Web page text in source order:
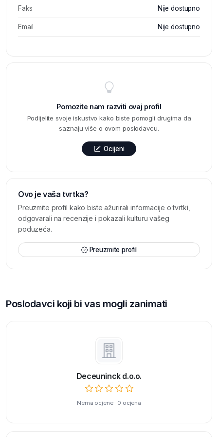
Faks Nije dostupno
Email Nije dostupno
Pomozite nam razviti ovaj profil
Podijelite svoje iskustvo kako biste pomogli drugima da
saznaju više o ovom poslodavcu.
Ocijeni
Ovo je vaša tvrtka?
Preuzmite profil kako biste ažurirali informacije o tvrtki,
odgovarali na recenzije i pokazali kulturu vašeg
poduzeća.
Preuzmite profil
Poslodavci koji bi vas mogli zanimati
Deceuninck d.o.o.
Nema ocjene · 0 ocjena